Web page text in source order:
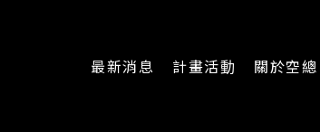
最新消息 計畫活動 關於空總